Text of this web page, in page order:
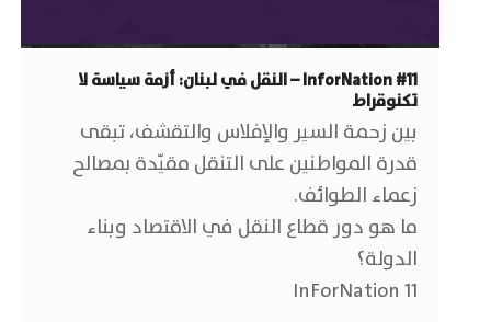
InforNation #11 – النقل في لبنان: أزمة سياسة لا
تكنوقراط
بين زحمة السير والإفلاس والتقشف، تبقى
قدرة المواطنين على التنقل مقيّدة بمصالح
زعماء الطوائف.
ما هو دور قطاع النقل في الاقتصاد وبناء
الدولة؟
InForNation 11